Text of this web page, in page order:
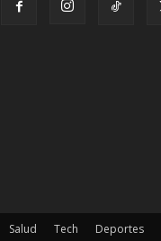
Salud Tech Deportes